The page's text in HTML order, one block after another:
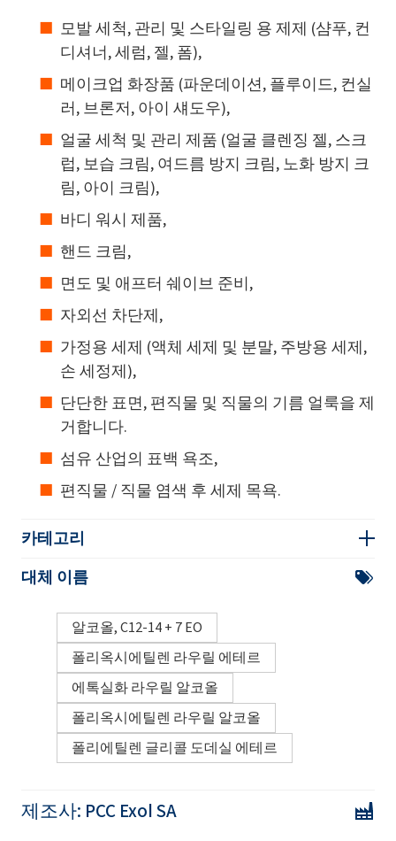
모발 세척, 관리 및 스타일링 용 제제 (샴푸, 컨
디셔너, 세럼, 젤, 폼),
메이크업 화장품 (파운데이션, 플루이드, 컨실
러, 브론저, 아이 섀도우),
얼굴 세척 및 관리 제품 (얼굴 클렌징 젤, 스크
럽, 보습 크림, 여드름 방지 크림, 노화 방지 크
림, 아이 크림),
바디 워시 제품,
핸드 크림,
면도 및 애프터 쉐이브 준비,
자외선 차단제,
가정용 세제 (액체 세제 및 분말, 주방용 세제,
손 세정제),
단단한 표면, 편직물 및 직물의 기름 얼룩을 제
거합니다.
섬유 산업의 표백 욕조,
편직물 / 직물 염색 후 세제 목욕.
카테고리
대체 이름
알코올, C12-14 + 7 EO
폴리옥시에틸렌 라우릴 에테르
에톡실화 라우릴 알코올
폴리옥시에틸렌 라우릴 알코올
폴리에틸렌 글리콜 도데실 에테르
제조사: PCC Exol SA